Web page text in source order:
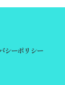
シーポリシー